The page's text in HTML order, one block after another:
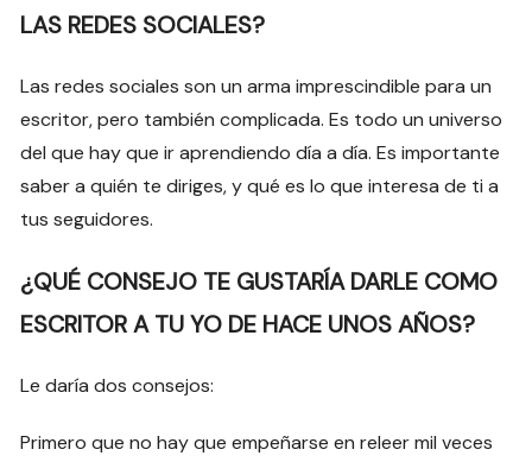
LAS REDES SOCIALES?
Las redes sociales son un arma imprescindible para un
escritor, pero también complicada. Es todo un universo
del que hay que ir aprendiendo día a día. Es importante
saber a quién te diriges, y qué es lo que interesa de ti a
tus seguidores.
¿QUÉ CONSEJO TE GUSTARÍA DARLE COMO
ESCRITOR A TU YO DE HACE UNOS AÑOS?
Le daría dos consejos:
Primero que no hay que empeñarse en releer mil veces